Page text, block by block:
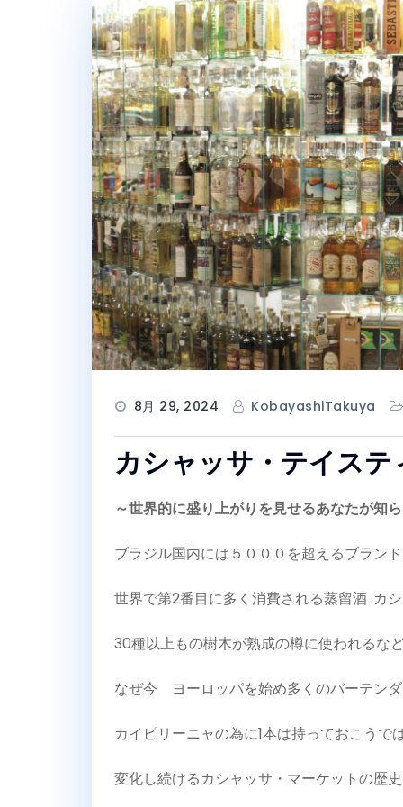
8月 29, 2024 KobayashiTakuya
カシャッサ・テイス
～世界的に盛り上がりを見せるあなたが知
ブラジル国内には５０００を超えるブランド
世界で第2番目に多く消費される蒸留酒 .カシ
30種以上もの樹木が熟成の樽に使われるな
なぜ今 ヨーロッパを始め多くのバーテンダ
カイピリーニャの為に1本は持っておこうで
変化し続けるカシャッサ・マーケットの歴